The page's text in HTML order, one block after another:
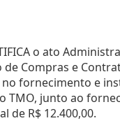
o ato
Compras e
fornecimento e
TMO, junto ao
de R$ 12.400,00.